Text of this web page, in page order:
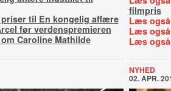
til En kongelig affære
før verdenspremieren
Caroline Mathilde
filmpris
Læs
Læs
Læs
NYHED
02. APR.